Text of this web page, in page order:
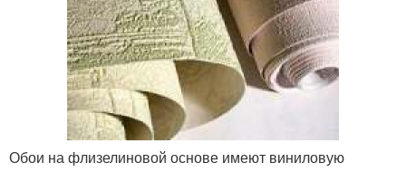
Обои на флизелиновой основе имеют виниловую